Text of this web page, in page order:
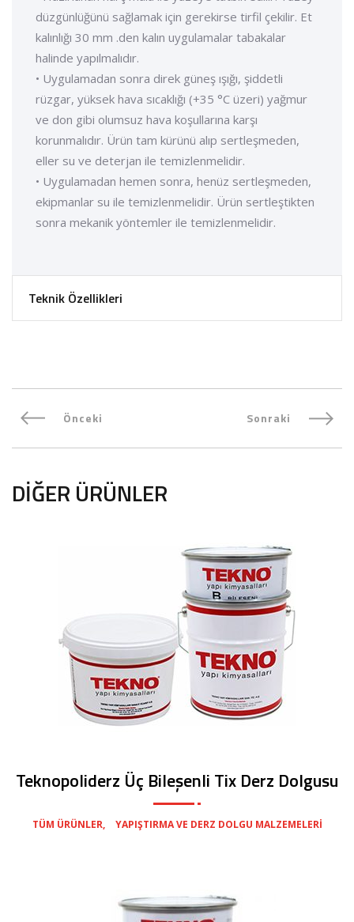
düzgünlüğünü sağlamak için gerekirse tirfil çekilir. Et
kalınlığı 30 mm .den kalın uygulamalar tabakalar
halinde yapılmalıdır.
• Uygulamadan sonra direk güneş ışığı, şiddetli
rüzgar, yüksek hava sıcaklığı (+35 °C üzeri) yağmur
ve don gibi olumsuz hava koşullarına karşı
korunmalıdır. Ürün tam kürünü alıp sertleşmeden,
eller su ve deterjan ile temizlenmelidir.
• Uygulamadan hemen sonra, henüz sertleşmeden,
ekipmanlar su ile temizlenmelidir. Ürün sertleştikten
sonra mekanik yöntemler ile temizlenmelidir.
Teknik Özellikleri
Önceki Sonraki
DIĞER ÜRÜNLER
Teknopoliderz Üç Bileşenli Tix Derz Dolgusu
TÜM ÜRÜNLER YAPIŞTIRMA VE DERZ DOLGU MALZEMELERI